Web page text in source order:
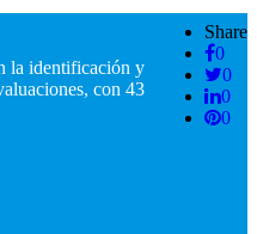
Share
0
0
0
0
la identificación y
con 43